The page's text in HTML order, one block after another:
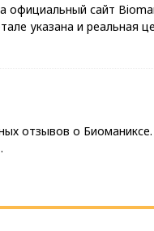
официальный сайт
указана и реальная
отзывов о